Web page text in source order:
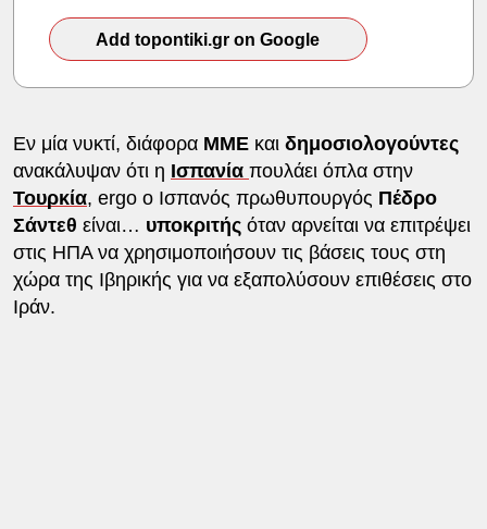
Add topontiki.gr on Google
Εν μία νυκτί, διάφορα ΜΜΕ και δημοσιολογούντες
ανακάλυψαν ότι η Ισπανία πουλάει όπλα στην
Τουρκία, ergo ο Ισπανός πρωθυπουργός Πέδρο
Σάντεθ είναι… υποκριτής όταν αρνείται να επιτρέψει
στις ΗΠΑ να χρησιμοποιήσουν τις βάσεις τους στη
χώρα της Ιβηρικής για να εξαπολύσουν επιθέσεις στο
Ιράν.